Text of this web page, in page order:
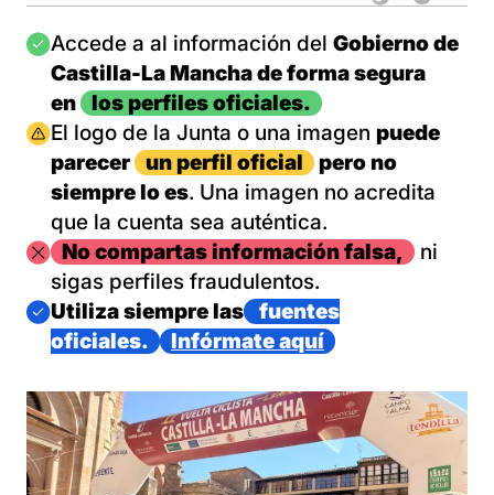
Imagen
Accede a al información del Gobierno de
Castilla-La Mancha de forma segura
en
los perfiles oficiales.
Imagen
El logo de la Junta o una imagen puede
parecer
un perfil oficial
pero no
siempre lo es. Una imagen no acredita
que la cuenta sea auténtica.
ImagenNo compartas información falsa,
ni
sigas perfiles fraudulentos.
Imagen
Utiliza siempre las
fuentes
oficiales.
Infórmate aquí